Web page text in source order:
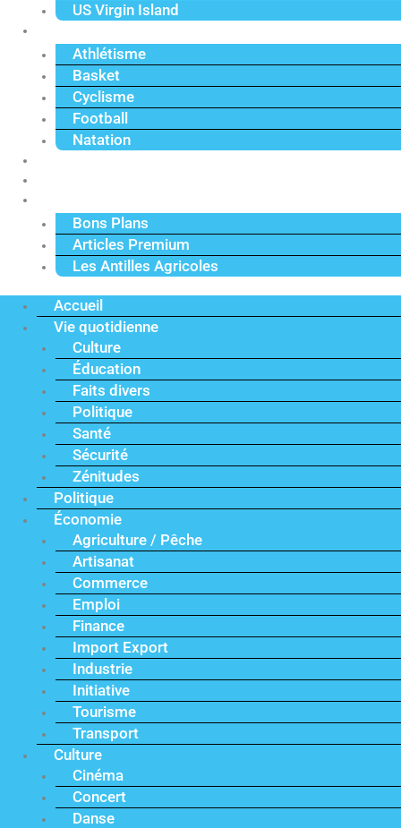
US Virgin Island
Athlétisme
Basket
Cyclisme
Football
Natation
Bons Plans
Articles Premium
Les Antilles Agricoles
Accueil
Vie quotidienne
Culture
Éducation
Faits divers
Politique
Santé
Sécurité
Zénitudes
Politique
Économie
Agriculture / Pêche
Artisanat
Commerce
Emploi
Finance
Import Export
Industrie
Initiative
Tourisme
Transport
Culture
Cinéma
Concert
Danse